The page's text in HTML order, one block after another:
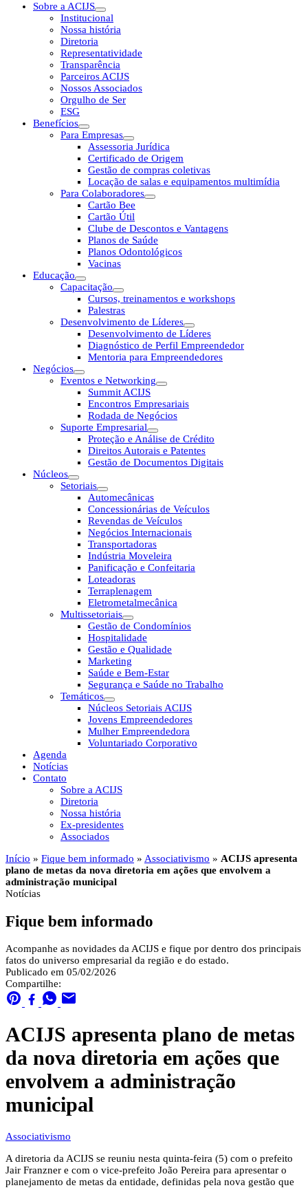
Sobre a ACIJS
Institucional
Nossa história
Diretoria
Representatividade
Transparência
Parceiros ACIJS
Nossos Associados
Orgulho de Ser
ESG
Benefícios
Para Empresas
Assessoria Jurídica
Certificado de Origem
Gestão de compras coletivas
Locação de salas e equipamentos multimídia
Para Colaboradores
Cartão Bee
Cartão Útil
Clube de Descontos e Vantagens
Planos de Saúde
Planos Odontológicos
Vacinas
Educação
Capacitação
Cursos, treinamentos e workshops
Palestras
Desenvolvimento de Líderes
Desenvolvimento de Líderes
Diagnóstico de Perfil Empreendedor
Mentoria para Empreendedores
Negócios
Eventos e Networking
Summit ACIJS
Encontros Empresariais
Rodada de Negócios
Suporte Empresarial
Proteção e Análise de Crédito
Direitos Autorais e Patentes
Gestão de Documentos Digitais
Núcleos
Setoriais
Automecânicas
Concessionárias de Veículos
Revendas de Veículos
Negócios Internacionais
Transportadoras
Indústria Moveleira
Panificação e Confeitaria
Loteadoras
Terraplenagem
Eletrometalmecânica
Multissetoriais
Gestão de Condomínios
Hospitalidade
Gestão e Qualidade
Marketing
Saúde e Bem-Estar
Segurança e Saúde no Trabalho
Temáticos
Núcleos Setoriais ACIJS
Jovens Empreendedores
Mulher Empreendedora
Voluntariado Corporativo
Agenda
Notícias
Contato
Sobre a ACIJS
Diretoria
Nossa história
Ex-presidentes
Associados
Início » Fique bem informado » Associativismo » ACIJS apresenta
plano de metas da nova diretoria em ações que envolvem a
administração municipal
Notícias
Fique bem informado
Acompanhe as novidades da ACIJS e fique por dentro dos principais
fatos do universo empresarial da região e do estado.
Publicado em 05/02/2026
Compartilhe:
ACIJS apresenta plano de metas
da nova diretoria em ações que
envolvem a administração
municipal
Associativismo
A diretoria da ACIJS se reuniu nesta quinta-feira (5) com o prefeito
Jair Franzner e com o vice-prefeito João Pereira para apresentar o
planejamento de metas da entidade, definidas pela nova gestão que